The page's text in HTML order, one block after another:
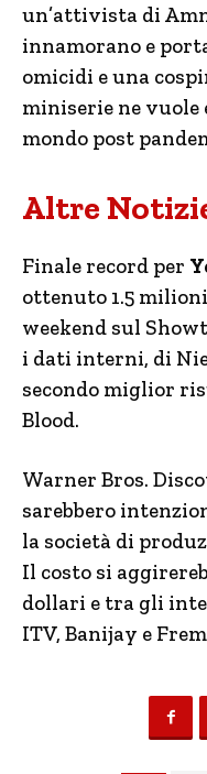
un’attivista di
innamorano e
omicidi e una
miniserie ne
mondo post
Altre
Finale record per
ottenuto 1.5
weekend sul
i dati interni, di
secondo miglior
Blood.
Warner Bros.
sarebbero
la società di
Il costo si
dollari e tra gli
ITV, Banijay e